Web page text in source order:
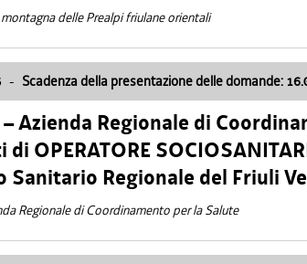
delle Prealpi friulane orientali
- Scadenza della presentazione delle domande:
Azienda Regionale di
di OPERATORE
Sanitario Regionale del Friuli
Regionale di Coordinamento per la Salute